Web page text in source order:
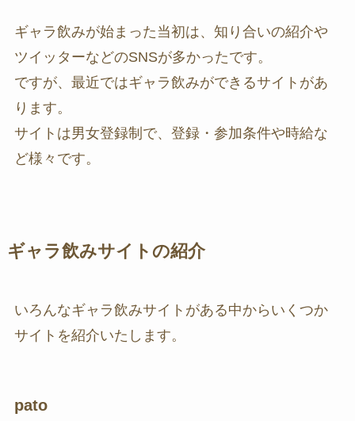
ギャラ飲みが始まった当初は、知り合いの紹介や
ツイッターなどのSNSが多かったです。
ですが、最近ではギャラ飲みができるサイトがあ
ります。
サイトは男女登録制で、登録・参加条件や時給な
ど様々です。
ギャラ飲みサイトの紹介
いろんなギャラ飲みサイトがある中からいくつか
サイトを紹介いたします。
pato